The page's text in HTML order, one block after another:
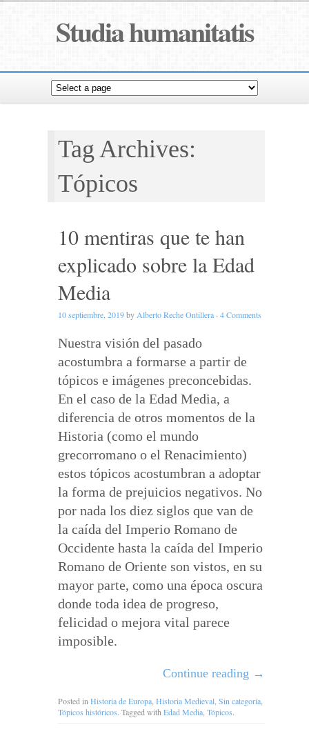
Studia humanitatis
Tag Archives:
Tópicos
10 mentiras que te han
explicado sobre la Edad
Media
10 septiembre, 2019by Alberto Reche Ontillera · 4 Comments
Nuestra visión del pasado
acostumbra a formarse a partir de
tópicos e imágenes preconcebidas.
En el caso de la Edad Media, a
diferencia de otros momentos de la
Historia (como el mundo
grecorromano o el Renacimiento)
estos tópicos acostumbran a adoptar
la forma de prejuicios negativos. No
por nada los diez siglos que van de
la caída del Imperio Romano de
Occidente hasta la caída del Imperio
Romano de Oriente son vistos, en su
mayor parte, como una época oscura
donde toda idea de progreso,
felicidad o mejora vital parece
imposible.
Continue reading →
Posted in Historia de Europa Historia Medieval Sin categoría
Tópicos históricos. Tagged with Edad Media Tópicos.